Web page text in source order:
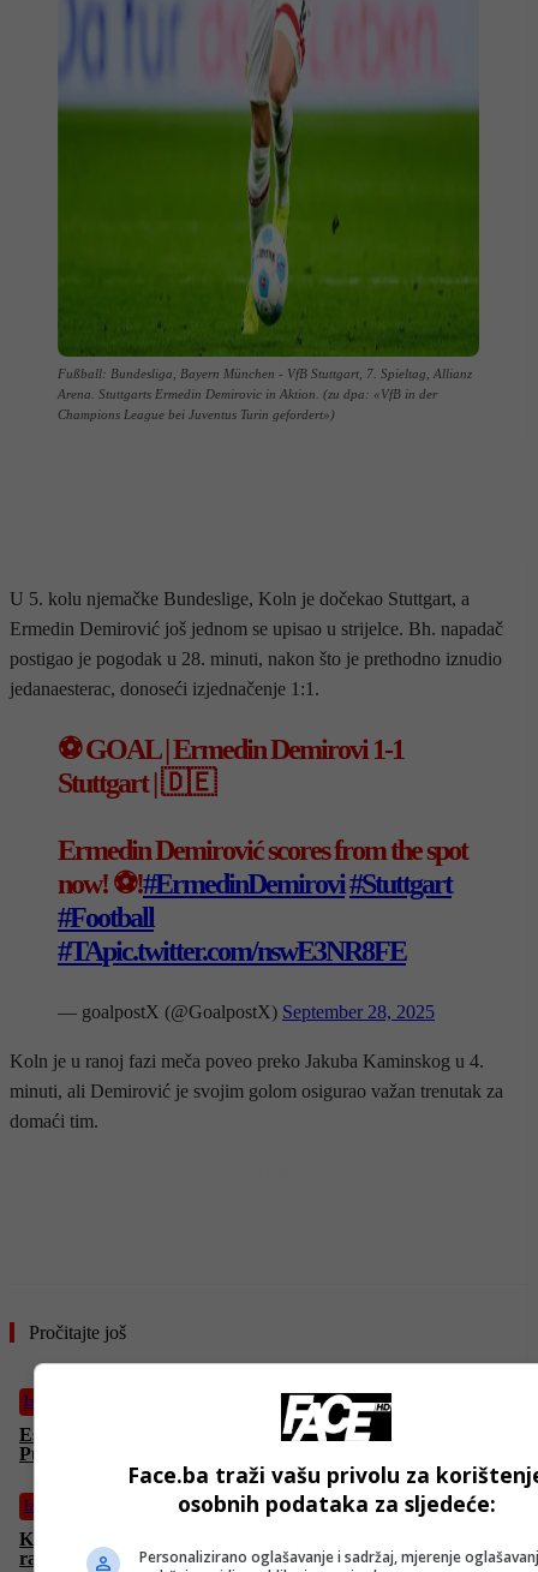
Fußball: Bundesliga, Bayern München - VfB Stuttgart, 7. Spieltag, Allianz
Arena. Stuttgarts Ermedin Demirovic in Aktion. (zu dpa: «VfB in der
Champions League bei Juventus Turin gefordert»)
U 5. kolu njemačke Bundeslige, Koln je dočekao Stuttgart, a
Ermedin Demirović još jednom se upisao u strijelce. Bh. napadač
postigao je pogodak u 28. minuti, nakon što je prethodno iznudio
jedanaesterac, donoseći izjednačenje 1:1.
⚽️ GOAL | Ermedin Demirovi 1-1
Stuttgart | 🇩🇪
Ermedin Demirović scores from the spot
now! ⚽️!#ErmedinDemirovi#Stuttgart
#Football
#TApic.twitter.com/nswE3NR8FE
— goalpostX (@GoalpostX) September 28, 2025
Koln je u ranoj fazi meča poveo preko Jakuba Kaminskog u 4.
minuti, ali Demirović je svojim golom osigurao važan trenutak za
domaći tim.
Pročitajte još
Izdvojeno
Esma Dizić, novo bh. plivačko čudo: Prvo oborila rekord Lane
Pudar, sada je pao i najbolji rezultat Iman Avdić
Izdvojeno
Koliko kalorija treba pojesti za jedan obrok: Neke navike čine
razliku
Face.ba traži vašu privolu za
osobnih podataka za sljedeće:
Personalizirano oglašavanje i sadržaj, mjerenje